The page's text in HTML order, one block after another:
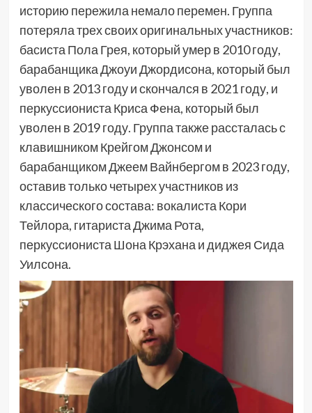
историю пережила немало перемен. Группа
потеряла трех своих оригинальных участников:
басиста Пола Грея, который умер в 2010 году,
барабанщика Джоуи Джордисона, который был
уволен в 2013 году и скончался в 2021 году, и
перкуссиониста Криса Фена, который был
уволен в 2019 году. Группа также рассталась с
клавишником Крейгом Джонсом и
барабанщиком Джеем Вайнбергом в 2023 году,
оставив только четырех участников из
классического состава: вокалиста Кори
Тейлора, гитариста Джима Рота,
перкуссиониста Шона Крэхана и диджея Сида
Уилсона.